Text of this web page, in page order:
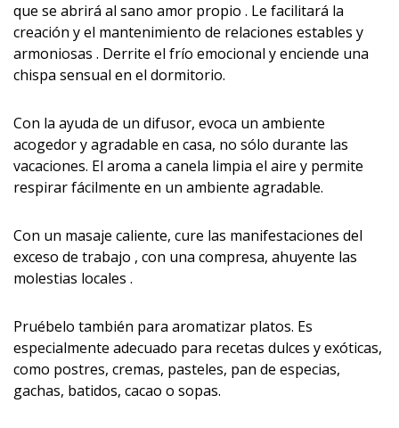
que se abrirá al sano amor propio . Le facilitará la
creación y el mantenimiento de relaciones estables y
armoniosas . Derrite el frío emocional y enciende una
chispa sensual en el dormitorio.
Con la ayuda de un difusor, evoca un ambiente
acogedor y agradable en casa, no sólo durante las
vacaciones. El aroma a canela limpia el aire y permite
respirar fácilmente en un ambiente agradable.
Con un masaje caliente, cure las manifestaciones del
exceso de trabajo , con una compresa, ahuyente las
molestias locales .
Pruébelo también para aromatizar platos. Es
especialmente adecuado para recetas dulces y exóticas,
como postres, cremas, pasteles, pan de especias,
gachas, batidos, cacao o sopas.